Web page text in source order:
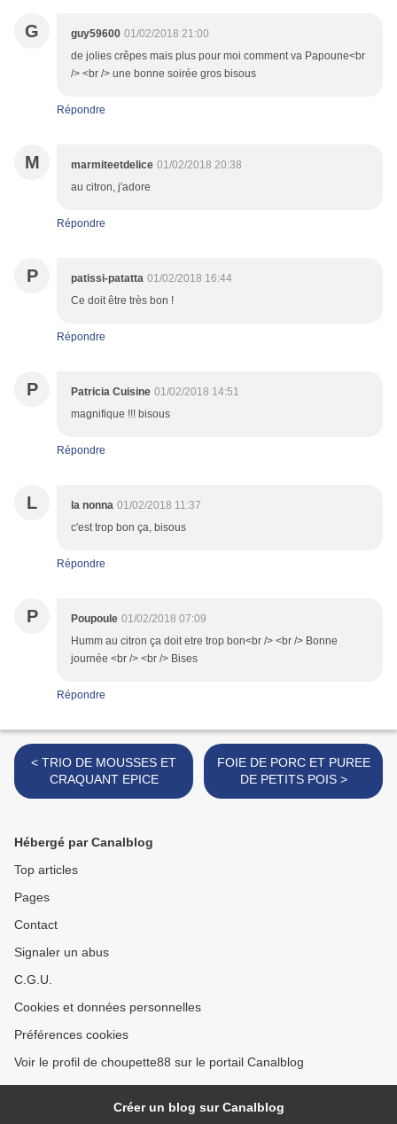
G guy59600 01/02/2018 21:00
de jolies crêpes mais plus pour moi comment va Papoune<br
/> <br /> une bonne soirée gros bisous
Répondre
M marmiteetdelice 01/02/2018 20:38
au citron, j'adore
Répondre
P patissi-patatta 01/02/2018 16:44
Ce doit être très bon !
Répondre
P Patricia Cuisine 01/02/2018 14:51
magnifique !!! bisous
Répondre
L la nonna 01/02/2018 11:37
c'est trop bon ça, bisous
Répondre
P Poupoule 01/02/2018 07:09
Humm au citron ça doit etre trop bon<br /> <br /> Bonne
journée <br /> <br /> Bises
Répondre
< TRIO DE MOUSSES ET
CRAQUANT EPICE
FOIE DE PORC ET PUREE
DE PETITS POIS >
Hébergé par Canalblog
Top articles
Pages
Contact
Signaler un abus
C.G.U.
Cookies et données personnelles
Préférences cookies
Voir le profil de choupette88 sur le portail Canalblog
Créer un blog sur Canalblog